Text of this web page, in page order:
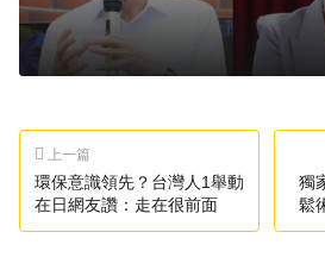
上一篇
環保意識領先？台灣人1舉動
在日網友讚：走在很前面
獨
鬆